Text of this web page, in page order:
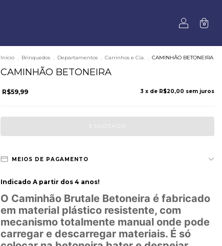
0
Início . Brinquedos . Departamentos . Carrinhos e Cia. . CAMINHÃO BETONEIRA
CAMINHÃO BETONEIRA
R$59,99 3 x de R$20,00 sem juros
MEIOS DE PAGAMENTO
Indicado A partir dos 4 anos!
O Caminhão Brutale Betoneira é fabricado
em material plástico resistente, com
mecanismo totalmente manual onde pode
carregar e descarregar materiais. É só